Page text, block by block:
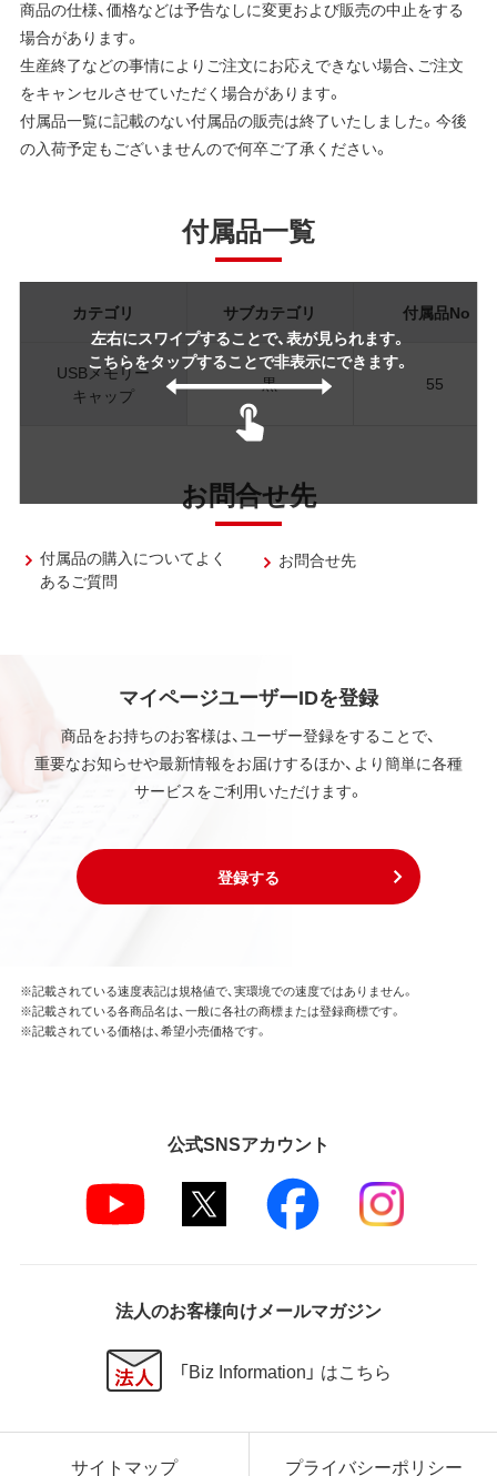
商品の仕様、価格などは予告なしに変更および販売の中止をする
場合があります。
生産終了などの事情によりご注文にお応えできない場合、ご注文
をキャンセルさせていただく場合があります。
付属品一覧に記載のない付属品の販売は終了いたしました。今後
の入荷予定もございませんので何卒ご了承ください。
付属品一覧
左右にスワイプすることで、表が見られます。
こちらをタップすることで非表示にできます。
カテゴリ サブカテゴリ 付属品No
USBメモリー
キャップ
黒 55
お問合せ先
付属品の購入についてよく
あるご質問
お問合せ先
マイページユーザーIDを登録
商品をお持ちのお客様は、ユーザー登録をすることで、
重要なお知らせや最新情報をお届けするほか、より簡単に各種
サービスをご利用いただけます。
登録する
※記載されている速度表記は規格値で、実環境での速度ではありません。
※記載されている各商品名は、一般に各社の商標または登録商標です。
※記載されている価格は、希望小売価格です。
公式SNSアカウント
法人のお客様向けメールマガジン
「Biz Information」 はこちら
サイトマップ プライバシーポリシー